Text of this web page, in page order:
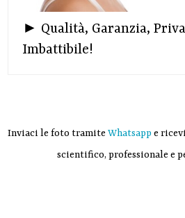
► Qualità, Garanzia,
Imbattibile!
Inviaci le foto tramite Whatsapp e
scientifico, professionale e